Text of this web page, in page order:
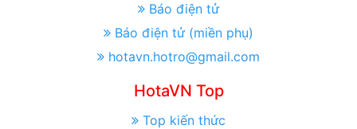
Báo điện tử
Báo điện tử (miền phụ)
hotavn.hotro@gmail.com
HotaVN Top
Top kiến thức